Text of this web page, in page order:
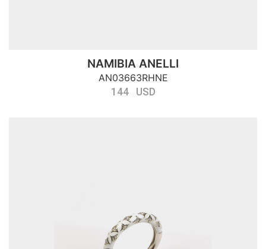
NAMIBIA ANELLI
AN03663RHNE
144 USD